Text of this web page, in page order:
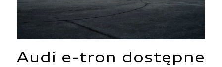
Audi e-tron dostępne